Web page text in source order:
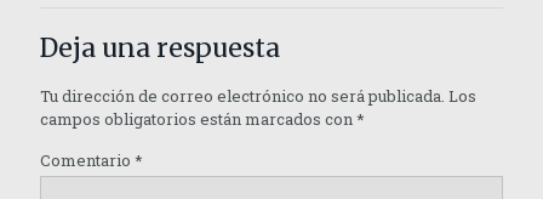
Deja una respuesta
Tu dirección de correo electrónico no será publicada. Los
campos obligatorios están marcados con*
Comentario *